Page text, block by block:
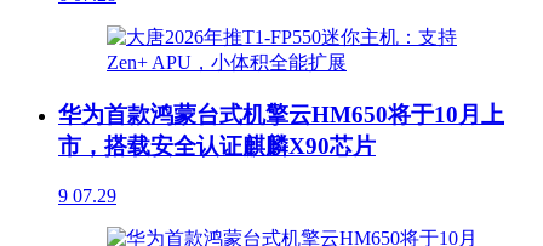
华为首款鸿蒙台式机擎云HM650将于10月上
市，搭载安全认证麒麟X90芯片
9 07.29